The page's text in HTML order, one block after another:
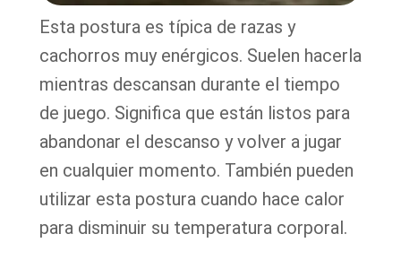
Esta postura es típica de razas y
cachorros muy enérgicos. Suelen hacerla
mientras descansan durante el tiempo
de juego. Significa que están listos para
abandonar el descanso y volver a jugar
en cualquier momento. También pueden
utilizar esta postura cuando hace calor
para disminuir su temperatura corporal.